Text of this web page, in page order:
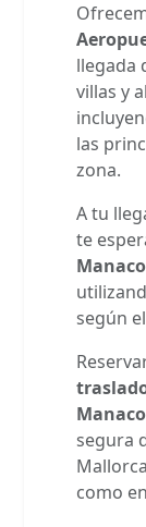
llegada
villas y
las
zona.
A tu
te
según
segura
como